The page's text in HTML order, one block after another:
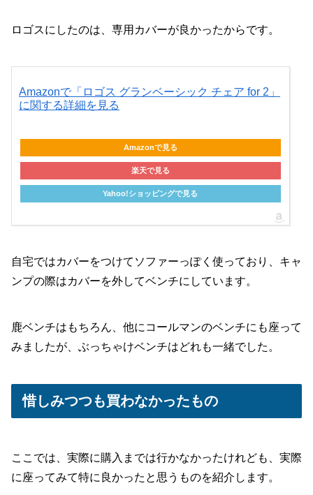
ロゴスにしたのは、専用カバーが良かったからです。
Amazonで「ロゴス グランベーシック チェア for 2」
に関する詳細を見る
Amazonで見る
楽天で見る
Yahoo!ショッピングで見る
自宅ではカバーをつけてソファーっぽく使っており、キャ
ンプの際はカバーを外してベンチにしています。
鹿ベンチはもちろん、他にコールマンのベンチにも座って
みましたが、ぶっちゃけベンチはどれも一緒でした。
惜しみつつも買わなかったもの
ここでは、実際に購入までは行かなかったけれども、実際
に座ってみて特に良かったと思うものを紹介します。